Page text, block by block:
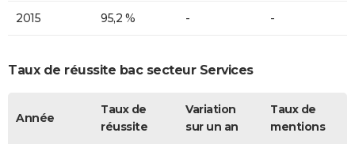
2015 95,2 % - -
Taux de réussite bac secteur Services
Année
Taux de
réussite
Variation
sur un an
Taux de
mentions